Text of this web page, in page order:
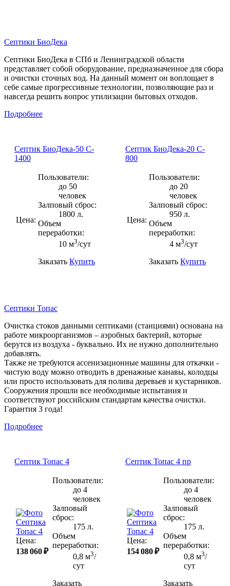
Септики БиоДека
Септики БиоДека в СПб и Ленинградской области
представляет собой оборудование, предназначенное для сбора
и очистки сточных вод. На данный момент он воплощает в
себе самые прогрессивные технологии, позволяющие раз и
навсегда решить вопрос утилизации бытовых отходов.
Подробнее
Септик БиоДека-50 C-
1400
Цена:
Пользователи:
до 50
человек
Залповый сброс:
1800 л.
Объем
переработки:
10 м3/сут
Заказать Купить
Септик БиоДека-20 C-
800
Цена:
Пользователи:
до 20
человек
Залповый сброс:
950 л.
Объем
переработки:
4 м3/сут
Заказать Купить
Септики Топас
Очистка стоков данными септиками (станциями) основана на
работе микроорганизмов – аэробных бактерий, которые
берутся из воздуха - буквально. Их не нужно дополнительно
добавлять.
Также не требуются ассенизационные машины для откачки -
чистую воду можно отводить в дренажные канавы, колодцы
или просто использовать для полива деревьев и кустарников.
Сооружения прошли все необходимые испытания и
соответствуют российским стандартам качества очистки.
Гарантия 3 года!
Подробнее
Септик Топас 4
Цена:
138 060 ₽
Пользователи:
до 4
человек
Залповый
сброс:
175 л.
Объем
переработки:
0,8 м3/
сут
Заказать
Септик Топас 4 пр
Цена:
154 080 ₽
Пользователи:
до 4
человек
Залповый
сброс:
175 л.
Объем
переработки:
0,8 м3/
сут
Заказать